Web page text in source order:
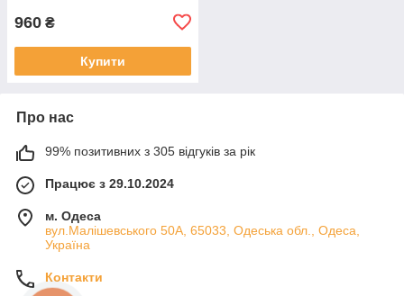
960 ₴
Купити
Про нас
99% позитивних з 305 відгуків за рік
Працює з 29.10.2024
м. Одеса
вул.Малішевського 50А, 65033, Одеська обл., Одеса,
Україна
Контакти